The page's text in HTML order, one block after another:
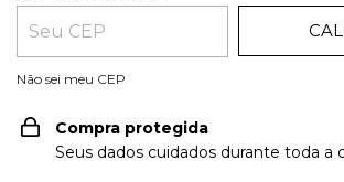
Não sei meu CEP
Compra protegida
Seus dados cuidados durante toda a